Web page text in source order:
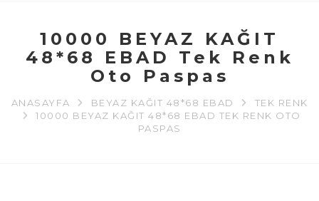
10000 BEYAZ KAĞIT
48*68 EBAD Tek Renk
Oto Paspas
ANASAYFA BEYAZ KAĞIT 48*68 EBAD
TEK RENK
10000 BEYAZ KAĞIT 48*68 EBAD TEK RENK OTO
PASPAS